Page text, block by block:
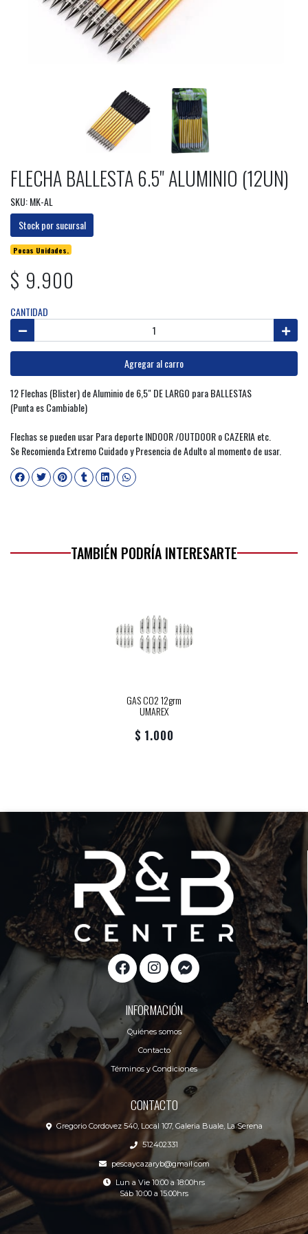
FLECHA BALLESTA 6.5" ALUMINIO (12UN)
SKU: MK-AL
Stock por sucursal
Pocas Unidades.
$ 9.900
CANTIDAD
Agregar al carro
12 Flechas (Blister) de Aluminio de 6,5" DE LARGO para BALLESTAS
(Punta es Cambiable)
Flechas se pueden usar Para deporte INDOOR /OUTDOOR o CAZERIA etc.
Se Recomienda Extremo Cuidado y Presencia de Adulto al momento de usar.
TAMBIÉN PODRÍA INTERESARTE
GAS CO2 12grm
UMAREX
$ 1.000
INFORMACIÓN
Quiénes somos
Contacto
Términos y Condiciones
CONTACTO
Gregorio Cordovez 540, Local 107, Galeria Buale, La Serena
512402331
pescaycazaryb@gmail.com
Lun a Vie 10:00 a 18:00hrs
Sáb 10:00 a 15:00hrs